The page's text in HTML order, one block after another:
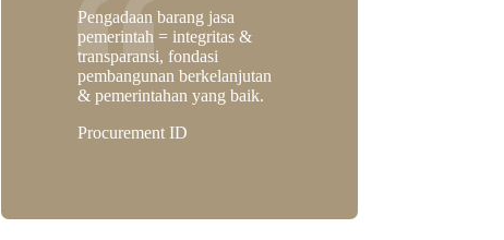
Pengadaan barang jasa
pemerintah = integritas &
transparansi, fondasi
pembangunan berkelanjutan
& pemerintahan yang baik.
Procurement ID